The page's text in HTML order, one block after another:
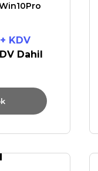
+ KDV
Dahil